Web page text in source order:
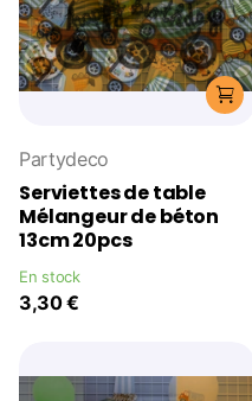
Partydeco
Serviettes de table
Mélangeur de béton
13cm 20pcs
En stock
3,30 €